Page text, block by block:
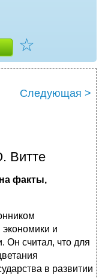
☆
Следующая >
Витте
факты,
экономики и
Он считал, что для
в развитии